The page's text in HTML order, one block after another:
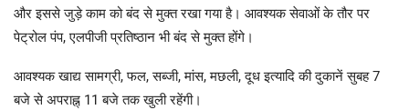
और इससे जुड़े काम को बंद से मुक्त रखा गया है। आवश्यक सेवाओं के तौर पर
पेट्रोल पंप, एलपीजी प्रतिष्ठान भी बंद से मुक्त होंगे।
आवश्यक खाद्य सामग्री, फल, सब्जी, मांस, मछली, दूध इत्यादि की दुकानें सुबह 7
बजे से अपराह्न् 11 बजे तक खुली रहेंगी।